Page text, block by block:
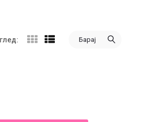
Барај